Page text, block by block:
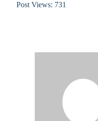
Post Views: 731